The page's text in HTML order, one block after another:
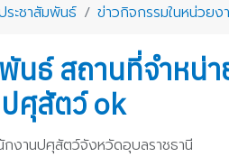
ระชาสัมพันธ์ ข่าวกิจกรรมในหน่วยง
นธ์ สถานที่จำหน่
ศุสัตว์ ok
กงานปศุสัตว์จังหวัดอุบลราชธานี